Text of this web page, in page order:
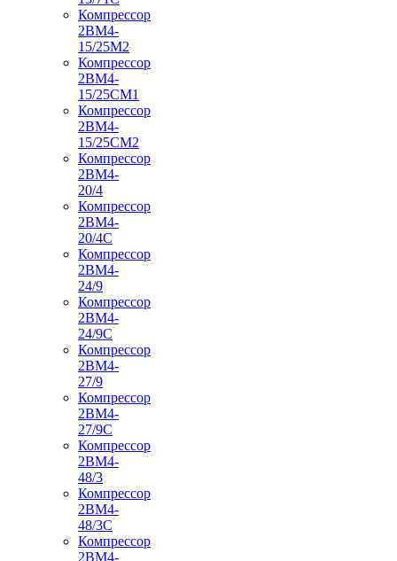
Компрессор
2ВМ4-
15/25М2
Компрессор
2ВМ4-
15/25СМ1
Компрессор
2ВМ4-
15/25СМ2
Компрессор
2ВМ4-
20/4
Компрессор
2ВМ4-
20/4С
Компрессор
2ВМ4-
24/9
Компрессор
2ВМ4-
24/9С
Компрессор
2ВМ4-
27/9
Компрессор
2ВМ4-
27/9С
Компрессор
2ВМ4-
48/3
Компрессор
2ВМ4-
48/3С
Компрессор
2ВМ4-